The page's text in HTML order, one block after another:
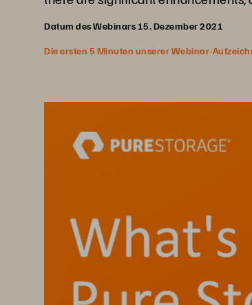
Datum des Webinars 15. Dezember 2021
Die ersten 5 Minuten unserer Webinar-